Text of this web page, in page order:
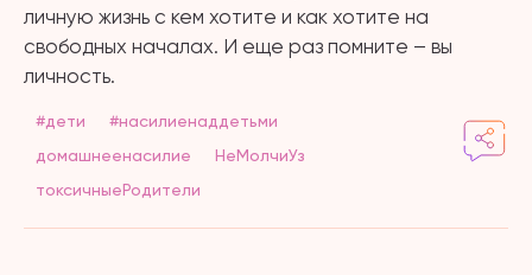
личную жизнь с кем хотите и как хотите на
свободных началах. И еще раз помните – вы
личность.
#дети
#насилиенаддетьми
домашнеенасилие
НеМолчиУз
токсичныеРодители